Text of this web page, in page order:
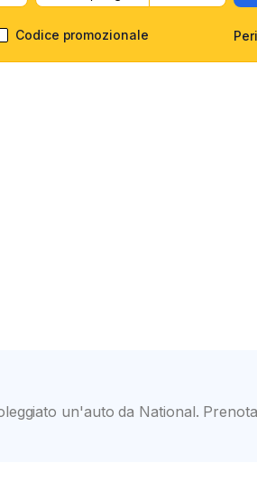
Codice promozionale
un'auto da National.